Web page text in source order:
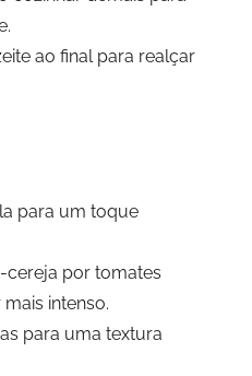
ao final para realçar
para um toque
cereja por tomates
intenso.
para uma textura